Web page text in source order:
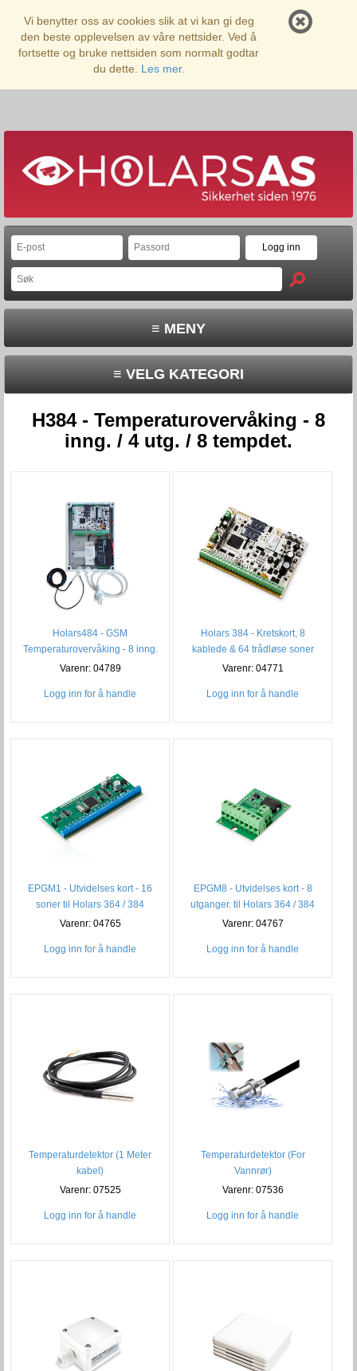
Vi benytter oss av cookies slik at vi kan gi deg
den beste opplevelsen av våre nettsider. Ved å
fortsette og bruke nettsiden som normalt godtar
du dette. Les mer.
≡ MENY
≡ VELG KATEGORI
H384 - Temperaturovervåking - 8
inng. / 4 utg. / 8 tempdet.
Holars484 - GSM
Temperaturovervåking - 8 inng.
4 utganger
Varenr: 04789
Logg inn for å handle
Holars 384 - Kretskort, 8
kablede & 64 trådløse soner
Varenr: 04771
Logg inn for å handle
EPGM1 - Utvidelses kort - 16
soner til Holars 364 / 384
Varenr: 04765
Logg inn for å handle
EPGM8 - Utvidelses kort - 8
utganger. til Holars 364 / 384
Varenr: 04767
Logg inn for å handle
Temperaturdetektor (1 Meter
kabel)
Varenr: 07525
Logg inn for å handle
Temperaturdetektor (For
Vannrør)
Varenr: 07536
Logg inn for å handle